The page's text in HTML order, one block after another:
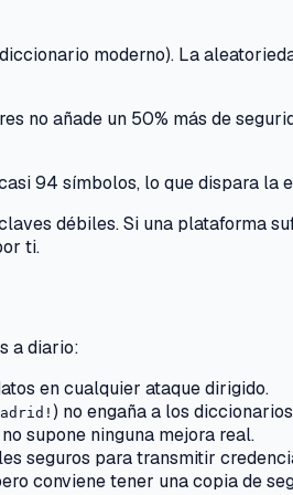
moderno). La
no añade un 50% más de
94 símbolos, lo que dispara la
débiles. Si una plataforma
ti.
a diario:
en cualquier ataque dirigido.
) no engaña a los
no supone ninguna mejora real.
seguros para transmitir
conviene tener una copia de